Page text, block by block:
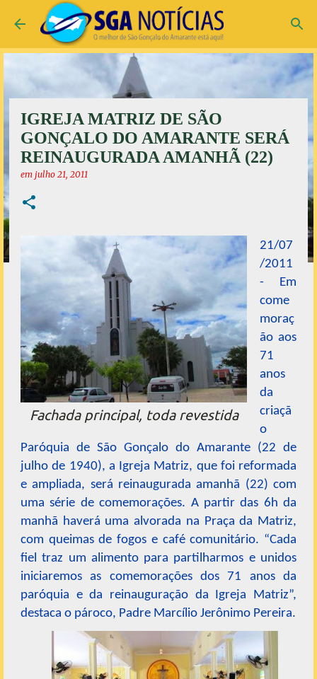
Pular para o conteúdo principal
IGREJA MATRIZ DE SÃO
GONÇALO DO AMARANTE SERÁ
REINAUGURADA AMANHÃ (22)
em julho 21, 2011
Fachada principal, toda revestida
21/07
/2011
- Em
come
moraç
ão aos
71
anos
da
criaçã
o
Paróquia de São Gonçalo do Amarante (22 de
julho de 1940), a Igreja Matriz, que foi reformada
e ampliada, será reinaugurada amanhã (22) com
uma série de comemorações. A partir das 6h da
manhã haverá uma alvorada na Praça da Matriz,
com queimas de fogos e café comunitário. “Cada
fiel traz um alimento para partilharmos e unidos
iniciaremos as comemorações dos 71 anos da
paróquia e da reinauguração da Igreja Matriz”,
destaca o pároco, Padre Marcílio Jerônimo Pereira.